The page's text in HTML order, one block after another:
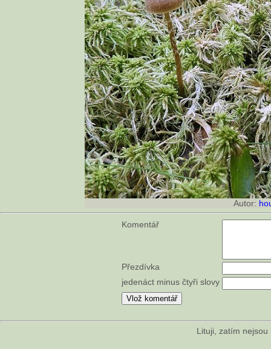
Autor:
Komentář
Přezdívka
jedenáct minus čtyři slovy
Lituji, zatím